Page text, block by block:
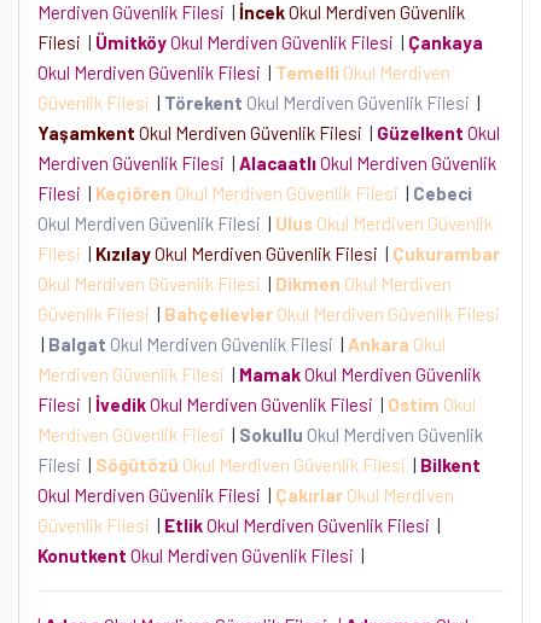
Merdiven Güvenlik Filesi | İncekOkul Merdiven Güvenlik
Filesi | ÜmitköyOkul Merdiven Güvenlik Filesi | Çankaya
Okul Merdiven Güvenlik Filesi | Temelli Okul Merdiven
Güvenlik Filesi | Törekent Okul Merdiven Güvenlik Filesi |
Yaşamkent Okul Merdiven Güvenlik Filesi | Güzelkent Okul
Merdiven Güvenlik Filesi | AlacaatlıOkul Merdiven Güvenlik
Filesi | Keçiören Okul Merdiven Güvenlik Filesi | Cebeci
Okul Merdiven Güvenlik Filesi | Ulus Okul Merdiven Güvenlik
Filesi | KızılayOkul Merdiven Güvenlik Filesi | Çukurambar
Okul Merdiven Güvenlik Filesi | Dikmen Okul Merdiven
Güvenlik Filesi | Bahçelievler Okul Merdiven Güvenlik Filesi
| Balgat Okul Merdiven Güvenlik Filesi | Ankara Okul
Merdiven Güvenlik Filesi | MamakOkul Merdiven Güvenlik
Filesi | İvedikOkul Merdiven Güvenlik Filesi | Ostim Okul
Merdiven Güvenlik Filesi | Sokullu Okul Merdiven Güvenlik
Filesi | Söğütözü Okul Merdiven Güvenlik Filesi | Bilkent
Okul Merdiven Güvenlik Filesi | Çakırlar Okul Merdiven
Güvenlik Filesi | EtlikOkul Merdiven Güvenlik Filesi |
Konutkent Okul Merdiven Güvenlik Filesi |